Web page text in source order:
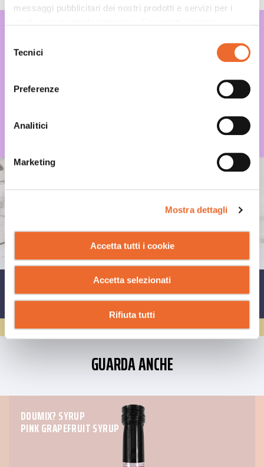
messaggi pubblicitari dei nostri prodotti e servizi per i
delTecnici
Preferenze
Analitici
Marketing
Mostra dettagli
Accetta tutti i cookie
Accetta selezionati
Rifiuta tutti
CONDIVIDI SU
GUARDA ANCHE
DOUMIX? SYRUP
PINK GRAPEFRUIT SYRUP